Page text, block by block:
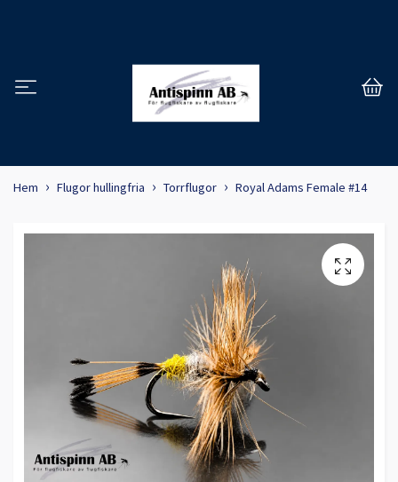
Hem Flugor hullingfria Torrflugor Royal Adams Female #14